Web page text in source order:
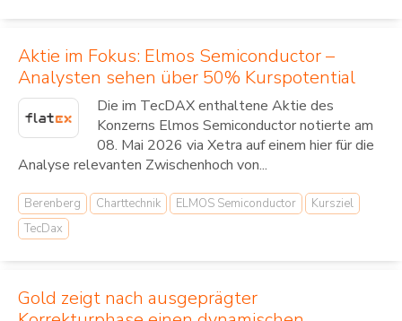
Aktie im Fokus: Elmos Semiconductor –
Analysten sehen über 50% Kurspotential
Die im TecDAX enthaltene Aktie des
Konzerns Elmos Semiconductor notierte am
08. Mai 2026 via Xetra auf einem hier für die
Analyse relevanten Zwischenhoch von...
Berenberg Charttechnik ELMOS Semiconductor
Kursziel
TecDax
Gold zeigt nach ausgeprägter